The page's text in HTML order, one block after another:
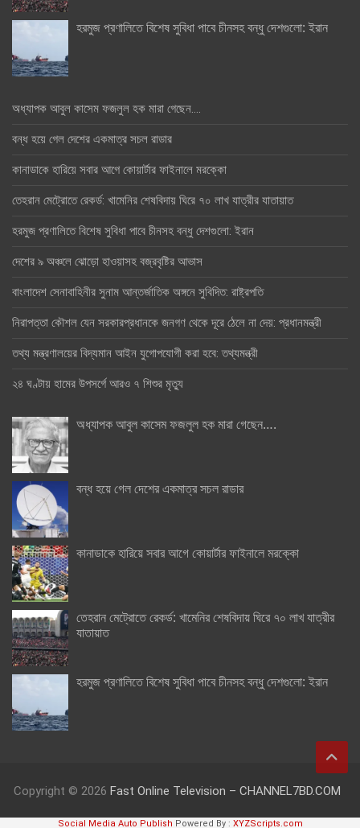
হরমুজ প্রণালিতে বিশেষ সুবিধা পাবে চীনসহ বন্ধু দেশগুলো: ইরান
অধ্যাপক আবুল কাসেম ফজলুল হক মারা গেছেন….
বন্ধ হয়ে গেল দেশের একমাত্র সচল রাডার
কানাডাকে হারিয়ে সবার আগে কোয়ার্টার ফাইনালে মরক্কো
তেহরান মেট্রোতে রেকর্ড: খামেনির শেষবিদায় ঘিরে ৭০ লাখ যাত্রীর যাতায়াত
হরমুজ প্রণালিতে বিশেষ সুবিধা পাবে চীনসহ বন্ধু দেশগুলো: ইরান
দেশের ৯ অঞ্চলে ঝোড়ো হাওয়াসহ বজ্রবৃষ্টির আভাস
বাংলাদেশ সেনাবাহিনীর সুনাম আন্তর্জাতিক অঙ্গনে সুবিদিত: রাষ্ট্রপতি
নিরাপত্তা কৌশল যেন সরকারপ্রধানকে জনগণ থেকে দূরে ঠেলে না দেয়: প্রধানমন্ত্রী
তথ্য মন্ত্রণালয়ের বিদ্যমান আইন যুগোপযোগী করা হবে: তথ্যমন্ত্রী
২৪ ঘণ্টায় হামের উপসর্গে আরও ৭ শিশুর মৃত্যু
অধ্যাপক আবুল কাসেম ফজলুল হক মারা গেছেন….
বন্ধ হয়ে গেল দেশের একমাত্র সচল রাডার
কানাডাকে হারিয়ে সবার আগে কোয়ার্টার ফাইনালে মরক্কো
তেহরান মেট্রোতে রেকর্ড: খামেনির শেষবিদায় ঘিরে ৭০ লাখ যাত্রীর
যাতায়াত
হরমুজ প্রণালিতে বিশেষ সুবিধা পাবে চীনসহ বন্ধু দেশগুলো: ইরান
Copyright © 2026 Fast Online Television – CHANNEL7BD.COM
Social Media Auto Publish Powered By : XYZScripts.com